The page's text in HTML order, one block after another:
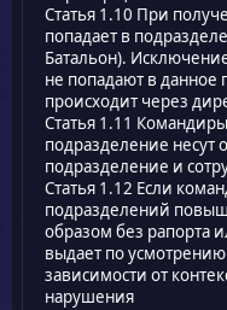
Статья 1.10 При
попадает в
Батальон).
не попадают в данное
происходит через
Статья 1.11
подразделение несут
подразделение и
Статья 1.12 Если
подразделений
образом без рапорта
выдает по
зависимости от
нарушения